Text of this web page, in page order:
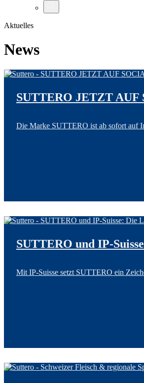
Aktuelles
News
SUTTERO JETZT
Die Marke SUTTERO ist ab sofort auf
SUTTERO und IP-
Mit IP-Suisse setzt SUTTERO ein